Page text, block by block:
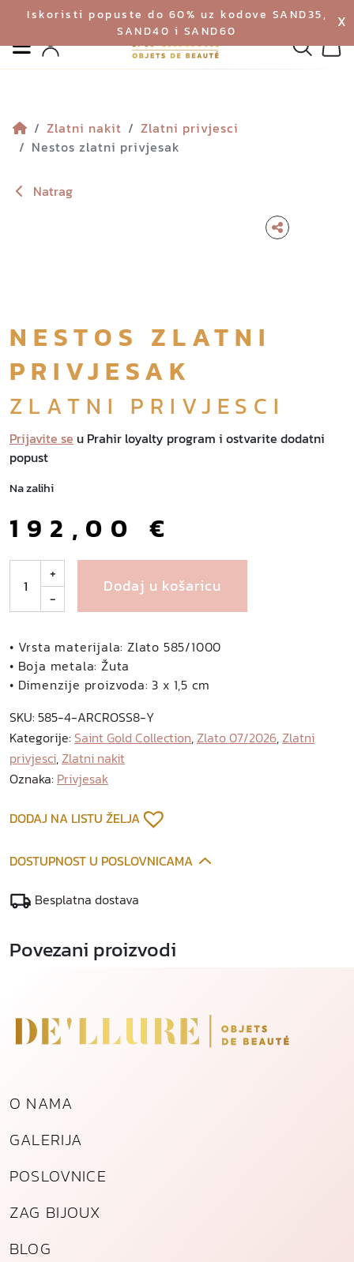
Iskoristi popuste do 60% uz kodove SAND35,
SAND40 i SAND60
X
Izbornik
Profil
Zlatni nakit
Zlatni privjesci
Nestos zlatni privjesak
Natrag
NESTOS ZLATNI
PRIVJESAK
ZLATNI PRIVJESCI
Prijavite se u Prahir loyalty program i ostvarite dodatni
popust
Na zalihi
192,00 €
s
o
s
z
a
t
n
i
r
v
e
s
k
č
a
+
-
Dodaj u košaricu
• Vrsta materijala: Zlato 585/1000
• Boja metala: Žuta
• Dimenzije proizvoda: 3 x 1,5 cm
SKU: 585-4-ARCROSS8-Y
Kategorije: Saint Gold Collection,Zlato 07/2026,Zlatni
privjesci,Zlatni nakit
Oznaka: Privjesak
DODAJ NA LISTU ŽELJA
DOSTUPNOST U POSLOVNICAMA
Besplatna dostava
Povezani proizvodi
O NAMA
GALERIJA
POSLOVNICE
ZAG BIJOUX
BLOG